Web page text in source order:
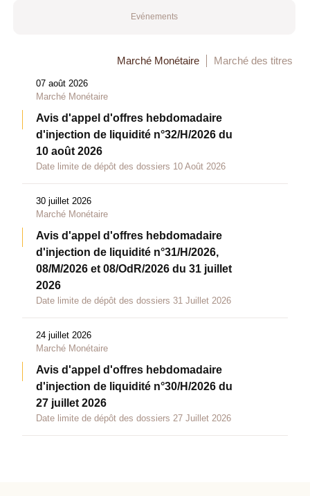
Evénements
Marché Monétaire Marché des titres
07 août 2026
Marché Monétaire
Avis d'appel d'offres hebdomadaire
d'injection de liquidité n°32/H/2026 du
10 août 2026
Date limite de dépôt des dossiers 10 Août 2026
30 juillet 2026
Marché Monétaire
Avis d'appel d'offres hebdomadaire
d'injection de liquidité n°31/H/2026,
08/M/2026 et 08/OdR/2026 du 31 juillet
2026
Date limite de dépôt des dossiers 31 Juillet 2026
24 juillet 2026
Marché Monétaire
Avis d'appel d'offres hebdomadaire
d'injection de liquidité n°30/H/2026 du
27 juillet 2026
Date limite de dépôt des dossiers 27 Juillet 2026